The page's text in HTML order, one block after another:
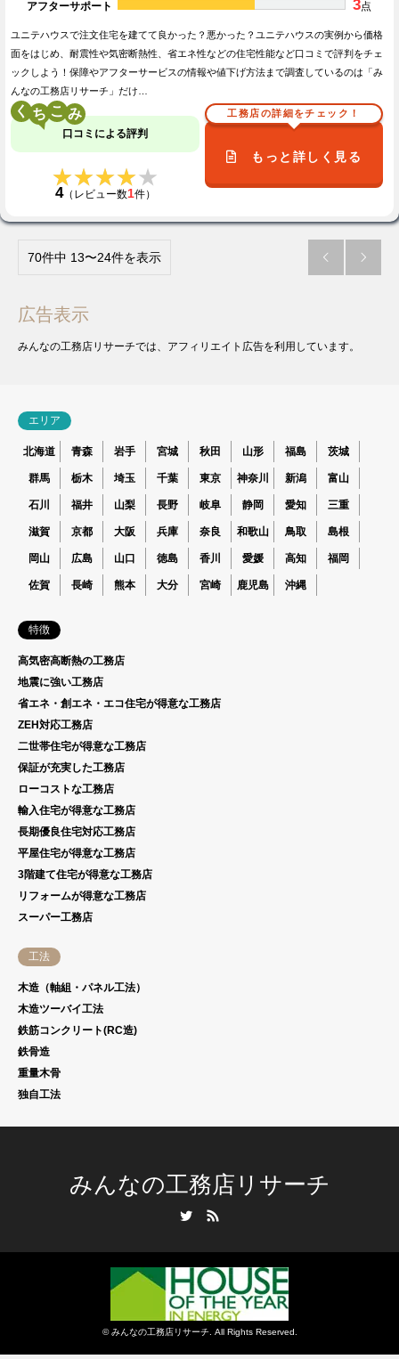
アフターサポート
3点
ユニテハウスで注文住宅を建てて良かった？悪かった？ユニテハウスの実例から価格
面をはじめ、耐震性や気密断熱性、省エネ性などの住宅性能など口コミで評判をチェ
ックしよう！保障やアフターサービスの情報や値下げ方法まで調査しているのは「み
んなの工務店リサーチ」だけ…
く こ
口コミによる評判
★★★★★
★★★★★
4（レビュー数1件）
工務店の詳細をチェック！
もっと詳しく見る
70件中 13〜24件を表示  
広告表示
みんなの工務店リサーチでは、アフィリエイト広告を利用しています。
エリア
北海道 青森 岩手 宮城 秋田 山形 福島 茨城
群馬 栃木 埼玉 千葉 東京 神奈川 新潟 富山
石川 福井 山梨 長野 岐阜 静岡 愛知 三重
滋賀 京都 大阪 兵庫 奈良 和歌山 鳥取 島根
岡山 広島 山口 徳島 香川 愛媛 高知 福岡
佐賀 長崎 熊本 大分 宮崎 鹿児島 沖縄
特徴
高気密高断熱の工務店
地震に強い工務店
省エネ・創エネ・エコ住宅が得意な工務店
ZEH対応工務店
二世帯住宅が得意な工務店
保証が充実した工務店
ローコストな工務店
輸入住宅が得意な工務店
長期優良住宅対応工務店
平屋住宅が得意な工務店
3階建て住宅が得意な工務店
リフォームが得意な工務店
スーパー工務店
工法
木造（軸組・パネル工法）
木造ツーバイ工法
鉄筋コンクリート(RC造)
鉄骨造
重量木骨
独自工法
みんなの工務店リサーチ
©みんなの工務店リサーチ. All Rights Reserved.